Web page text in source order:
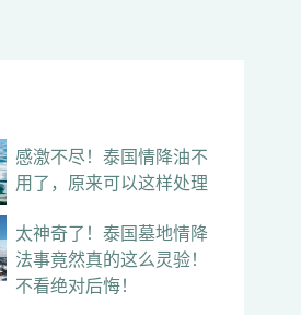
感激不尽！泰国情降油不
用了，原来可以这样处理
太神奇了！泰国墓地情降
法事竟然真的这么灵验！
不看绝对后悔！